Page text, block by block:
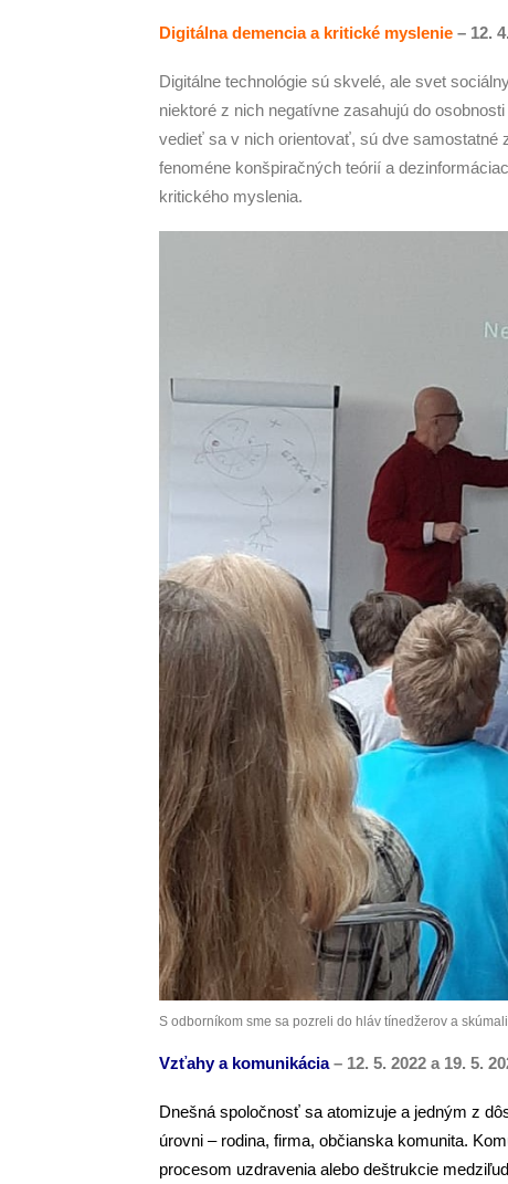
Digitálna demencia a kritické myslenie – 12.
Digitálne technológie sú skvelé, ale svet
niektoré z nich negatívne zasahujú do
vedieť sa v nich orientovať, sú dve
fenoméne konšpiračných teórií a
kritického myslenia.
S odborníkom sme sa pozreli do hláv tínedžerov a
Vzťahy a komunikácia– 12. 5. 2022 a 19. 5.
Dnešná spoločnosť sa atomizuje a jedným z
úrovni – rodina, firma, občianska komunita.
procesom uzdravenia alebo deštrukcie